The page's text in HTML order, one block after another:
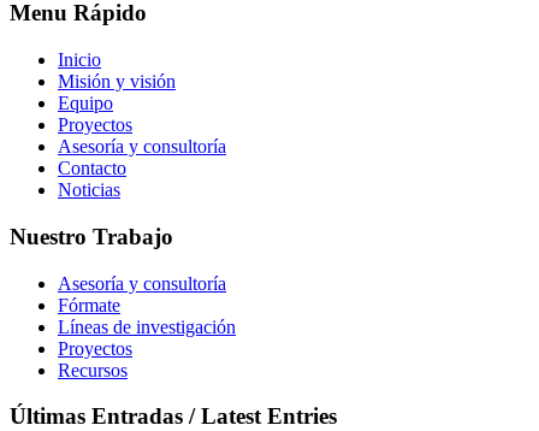
Menu Rápido
Inicio
Misión y visión
Equipo
Proyectos
Asesoría y consultoría
Contacto
Noticias
Nuestro Trabajo
Asesoría y consultoría
Fórmate
Líneas de investigación
Proyectos
Recursos
Últimas Entradas / Latest Entries